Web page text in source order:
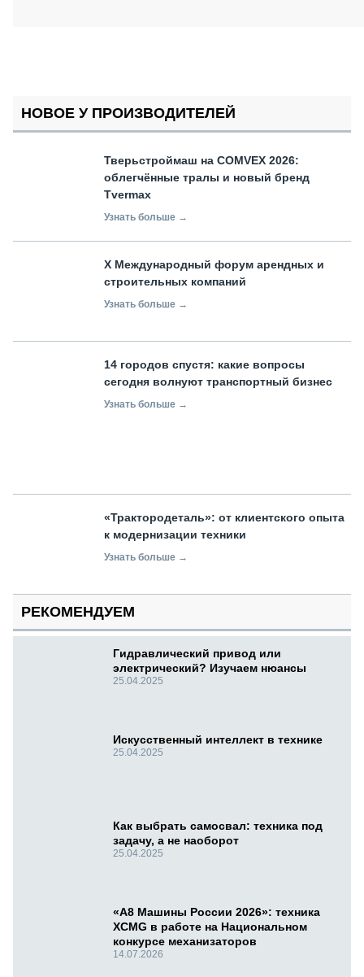
НОВОЕ У ПРОИЗВОДИТЕЛЕЙ
Тверьстроймаш на COMVEX 2026:
облегчённые тралы и новый бренд
Tvermax
Узнать больше →
X Международный форум арендных и
строительных компаний
Узнать больше →
14 городов спустя: какие вопросы
сегодня волнуют транспортный бизнес
Узнать больше →
«Трактородеталь»: от клиентского опыта
к модернизации техники
Узнать больше →
РЕКОМЕНДУЕМ
Гидравлический привод или
электрический? Изучаем нюансы
25.04.2025
Искусственный интеллект в технике
25.04.2025
Как выбрать самосвал: техника под
задачу, а не наоборот
25.04.2025
«А8 Машины России 2026»: техника
XCMG в работе на Национальном
конкурсе механизаторов
14.07.2026